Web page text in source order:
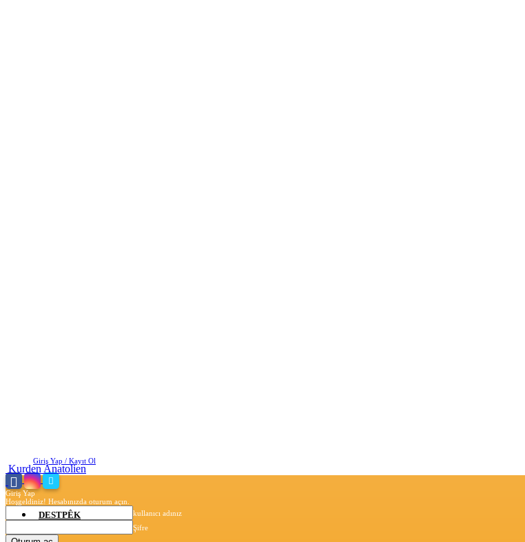
Giriş Yap / Kayıt Ol
Giriş Yap
Hoşgeldiniz! Hesabınızda oturum açın.
kullanıcı adınız
Şifre
Kurden Anatolien
DESTPÊK